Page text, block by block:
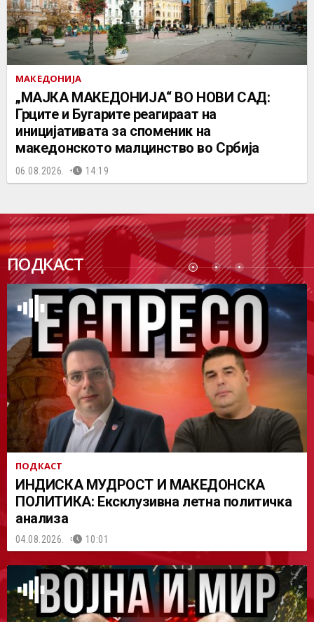
МАКЕДОНИЈА
„МАЈКА МАКЕДОНИЈА“ ВО НОВИ САД:
Грците и Бугарите реагираат на
иницијативата за споменик на
македонското малцинство во Србија
06.08.2026. 14:19
ПОДКАСТ
ПОДК
АСТ
ПОДКАСТ
ИНДИСКА МУДРОСТ И МАКЕДОНСКА
ПОЛИТИКА: Ексклузивна летна политичка
анализа
04.08.2026. 10:01